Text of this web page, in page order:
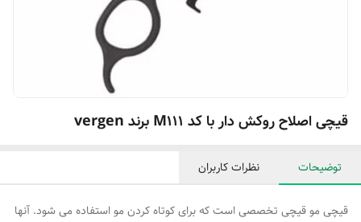
قیچی اصلاح روکش دار با کد M111 برند vergen
توضیحات نظرات کاربران
قیچی مو قیچی تخصصی است که برای کوتاه کردن مو استفاده می شود. آنها